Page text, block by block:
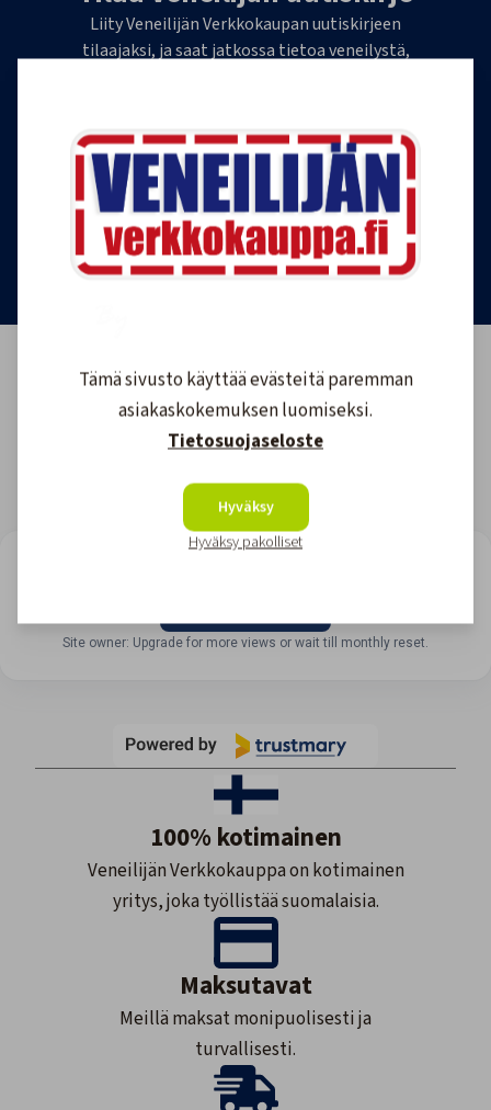
Liity Veneilijän Verkkokaupan uutiskirjeen
tilaajaksi, ja saat jatkossa tietoa veneilystä,
uutiskirjettä kuukaudessa. Voit perua uutiskirjeen
tilauksen milloin tahansa.
Tilaa uutiskirje
Site owner: Upgrade for more views or wait till monthly reset.
100% kotimainen
Veneilijän Verkkokauppa on kotimainen
yritys, joka työllistää suomalaisia.
Maksutavat
Meillä maksat monipuolisesti ja
turvallisesti.
Tämä sivusto käyttää evästeitä paremman
asiakaskokemuksen luomiseksi.
Tietosuojaseloste
Hyväksy
Hyväksy pakolliset